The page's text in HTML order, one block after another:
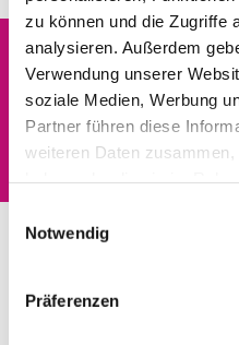
zu können und die Zugriffe
analysieren. Außerdem
Verwendung unserer
soziale Medien, Werbung
Partner führen diese
weiteren Daten
Notwendig
Präferenzen
Dies